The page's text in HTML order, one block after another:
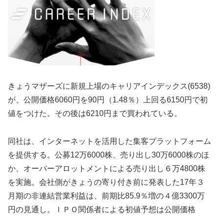
きょうマザーズに新規上場のキャリアインデックス(6538)
が、公開価格6060円を90円（1.48％）上回る6150円で初
値をつけた。その後は6210円まで買われている。
同社は、インターネットを活用した集客プラットフォーム
を提供する。公募12万6000株、売り出し30万6000株のほ
か、オーバーアロットメントによる売り出し６万4800株
を実施。会社側がきょうの寄り付き前に発表した17年３
月期の非連結営業利益は、前期比85.9％増の４億3300万
円の見通し。ＩＰＯ関係者による初値予想は公開価格